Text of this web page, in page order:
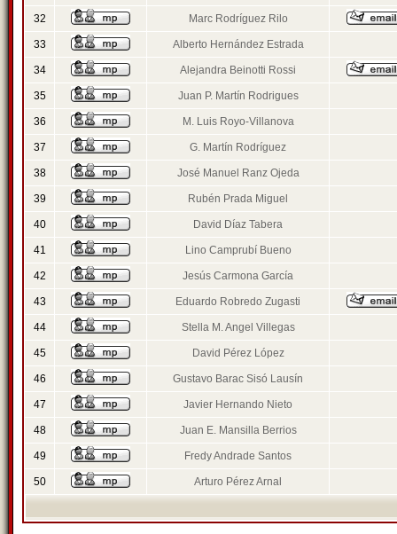
32 Marc Rodríguez Rilo
33 Alberto Hernández Estrada
34 Alejandra Beinotti Rossi
35 Juan P. Martín Rodrigues
36 M. Luis Royo-Villanova
37 G. Martín Rodríguez
38 José Manuel Ranz Ojeda
39 Rubén Prada Miguel
40 David Díaz Tabera
41 Lino Camprubí Bueno
42 Jesús Carmona García
43 Eduardo Robredo Zugasti
44 Stella M. Angel Villegas
45 David Pérez López
46 Gustavo Barac Sisó Lausín
47 Javier Hernando Nieto
48 Juan E. Mansilla Berrios
49 Fredy Andrade Santos
50 Arturo Pérez Arnal